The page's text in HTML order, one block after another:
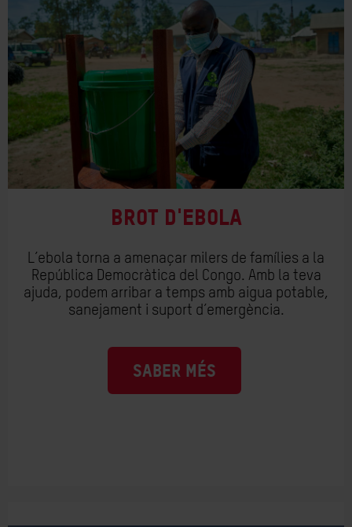
Brot d'ebola
L’ebola torna a amenaçar milers de famílies a la
República Democràtica del Congo. Amb la teva
ajuda, podem arribar a temps amb aigua potable,
sanejament i suport d’emergència.
SABER MÉS